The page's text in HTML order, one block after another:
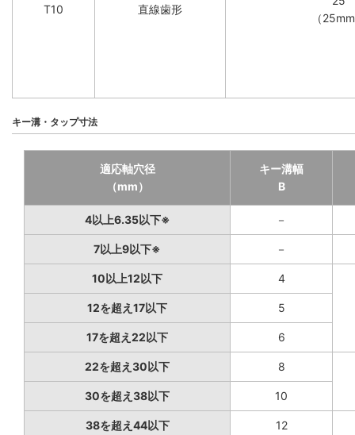
T10 直線歯形
（
キー溝・タップ寸法
適応軸穴径
（mm）
キー溝幅
B
4以上6.35以下※ －
7以上9以下※ －
10以上12以下 4
12を超え17以下 5
17を超え22以下 6
22を超え30以下 8
30を超え38以下 10
38を超え44以下 12